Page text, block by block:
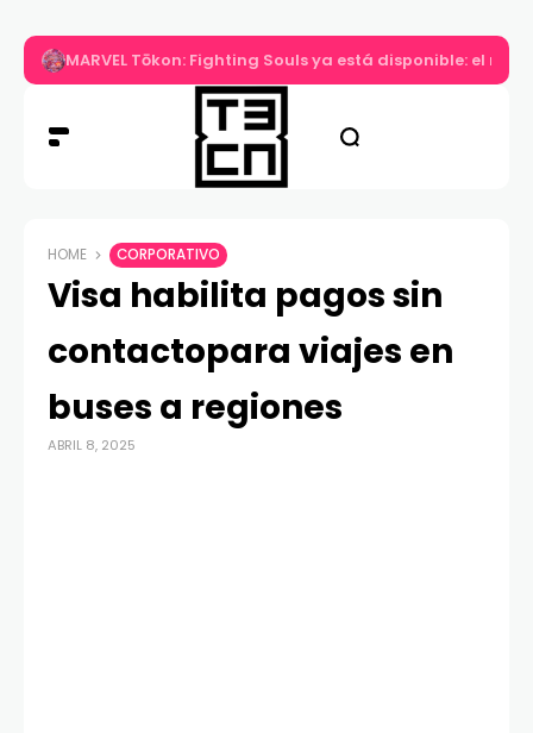
MARVEL Tōkon: Fighting Souls ya está disponible: el
HOME CORPORATIVO
Visa habilita pagos sin
contactopara viajes en
buses a regiones
ABRIL 8, 2025